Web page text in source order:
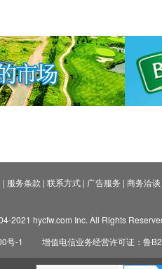
| 服务条款 | 联系方式| 广告服务 | 商务洽谈
2021 hycfw.com Inc. All Rights
号-1
增值电信业务经营许可证：鲁